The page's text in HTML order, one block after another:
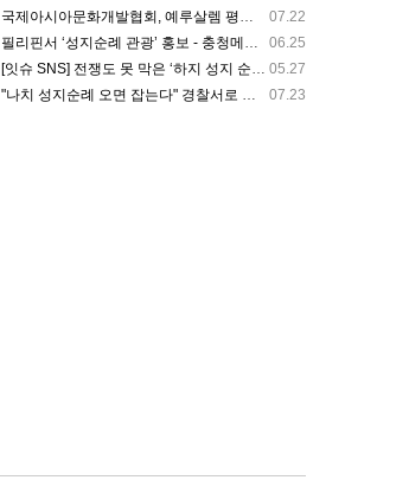
07.22
국제아시아문화개발협회, 예루살렘 평화행사·성지순례 - v.daum.net
06.25
필리핀서 ‘성지순례 관광’ 홍보 - 충청메시지
05.27
[잇슈 SNS] 전쟁도 못 막은 ‘하지 성지 순례’ 시작…사우디 최고 경계 태세 - KBS 뉴스
07.23
"나치 성지순례 오면 잡는다" 경찰서로 재탄생한 히틀러 생가 - v.daum.net